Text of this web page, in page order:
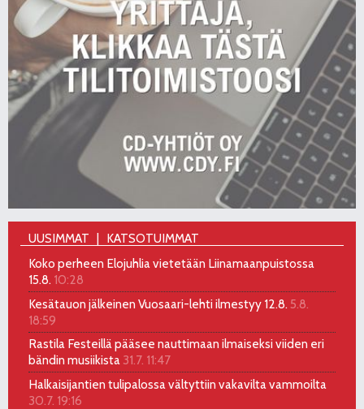
UUSIMMAT
KATSOTUIMMAT
Koko perheen Elojuhlia vietetään Liinamaanpuistossa
15.8. 10:28
Kesätauon jälkeinen Vuosaari-lehti ilmestyy 12.8. 5.8.
18:59
Rastila Festeillä pääsee nauttimaan ilmaiseksi viiden eri
bändin musiikista 31.7. 11:47
Halkaisijantien tulipalossa vältyttiin vakavilta vammoilta
30.7. 19:16